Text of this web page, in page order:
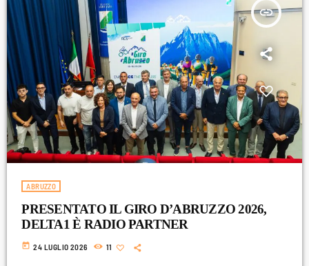
Luglio 2025
Giugno 2025
Maggio 2025
Aprile 2025
Marzo 2025
Gennaio 2025
Novembre 2024
Settembre 2024
Agosto 2024
Luglio 2024
insert_link
ABRUZZO
PRESENTATO IL GIRO D’ABRUZZO 2026,
DELTA1 È RADIO PARTNER
today 24 LUGLIO 2026 11